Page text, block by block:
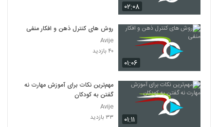
۰۲:۰۸
۰۱:۰۶
روش های کنترل ذهن و افکار منفی
Avije
۴۰ بازدید
۰۱:۱۱
مهم‌ترین نکات برای آموزش مهارت نه
گفتن به کودکان
Avije
۳۳ بازدید